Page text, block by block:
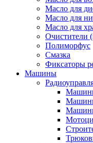
Масло для
Масло для
Масло для
Очистители
Полиморфус
Смазка
Фиксаторы
Машины